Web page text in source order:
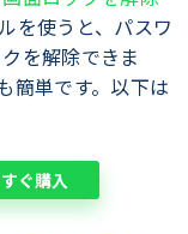
を使うと、パスワ
を解除できま
簡単です。以下は
ぐ購入